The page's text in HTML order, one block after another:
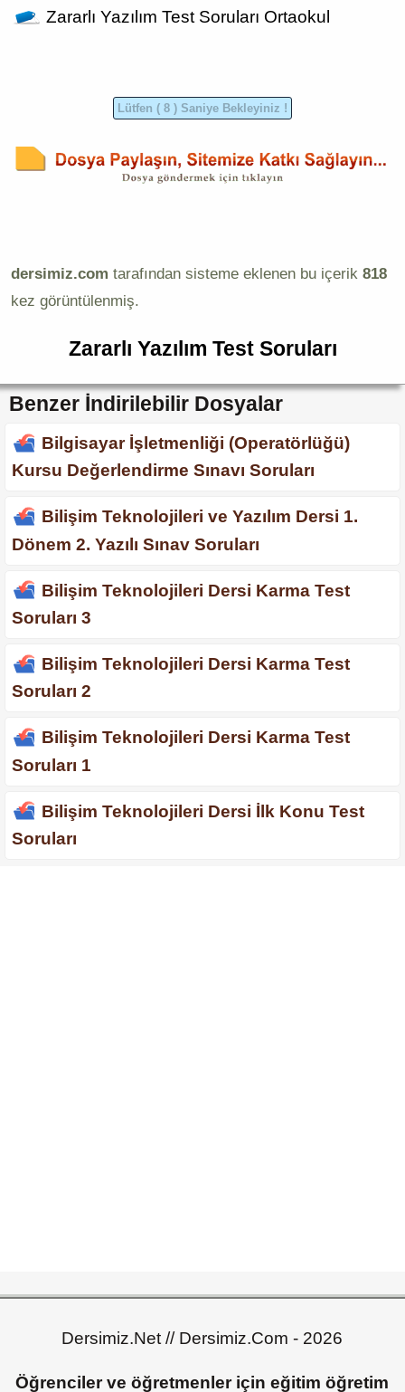
Zararlı Yazılım Test Soruları Ortaokul
dersimiz.com tarafından sisteme eklenen bu içerik 818
kez görüntülenmiş.
Zararlı Yazılım Test Soruları
Benzer İndirilebilir Dosyalar
Bilgisayar İşletmenliği (Operatörlüğü)
Kursu Değerlendirme Sınavı Soruları
Bilişim Teknolojileri ve Yazılım Dersi 1.
Dönem 2. Yazılı Sınav Soruları
Bilişim Teknolojileri Dersi Karma Test
Soruları 3
Bilişim Teknolojileri Dersi Karma Test
Soruları 2
Bilişim Teknolojileri Dersi Karma Test
Soruları 1
Bilişim Teknolojileri Dersi İlk Konu Test
Soruları
Dersimiz.Net // Dersimiz.Com - 2026
Öğrenciler ve öğretmenler için eğitim öğretim